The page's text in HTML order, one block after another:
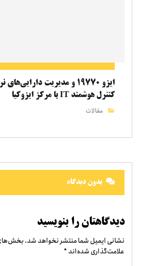
ایزو ۱۹۷۷۰ و مدیریت
کنترل هوشمند IT با مرکز ایزوکیا
مقالات
بدون دیدگاه
دیدگاهتان را بنویسید
نشانی ایمیل شما منتشر نخواهد شد.بخش‌های
علامت‌گذاری شده‌اند*